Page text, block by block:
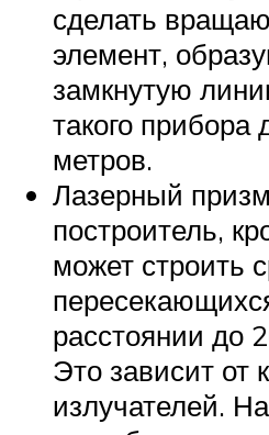
сделать
элемент,
замкнутую
такого прибора
метров.
Лазерный
построитель,
может строить
расстоянии до
Это зависит от
излучателей.